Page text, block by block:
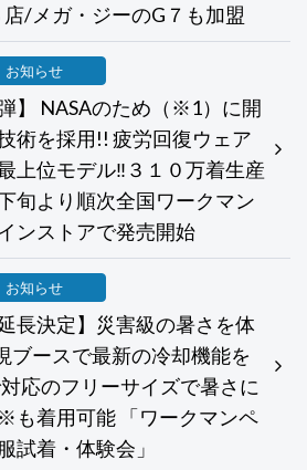
/メガ・ジーのG７も加盟
お知らせ
】 NASAのため（※1）に開
術を採用!! 疲労回復ウェア
上位モデル‼３１０万着生産
旬より順次全国ワークマン
ンストアで発売開始
お知らせ
長決定】災害級の暑さを体
ースで最新の冷却機能を
応のフリーサイズで暑さに
も着用可能 「ワークマンペ
試着・体験会」